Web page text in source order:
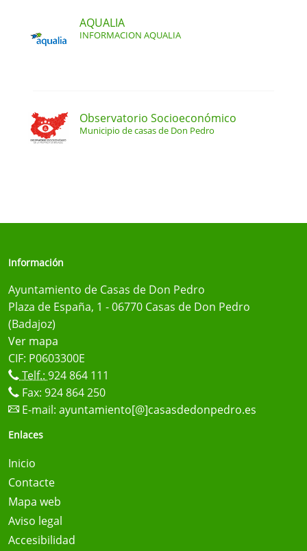
AQUALIA
INFORMACION AQUALIA
Observatorio Socioeconómico
Municipio de casas de Don Pedro
Información
Ayuntamiento de Casas de Don Pedro
Plaza de España, 1 - 06770 Casas de Don Pedro
(Badajoz)
Ver mapa
CIF: P0603300E
Telf.: 924 864 111
Fax: 924 864 250
E-mail: ayuntamiento[@]casasdedonpedro.es
Enlaces
Inicio
Contacte
Mapa web
Aviso legal
Accesibilidad